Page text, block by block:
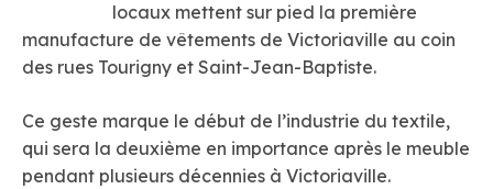
locaux mettent sur pied la première
manufacture de vêtements de Victoriaville au coin
des rues Tourigny et Saint-Jean-Baptiste.
Ce geste marque le début de l’industrie du textile,
qui sera la deuxième en importance après le meuble
pendant plusieurs décennies à Victoriaville.